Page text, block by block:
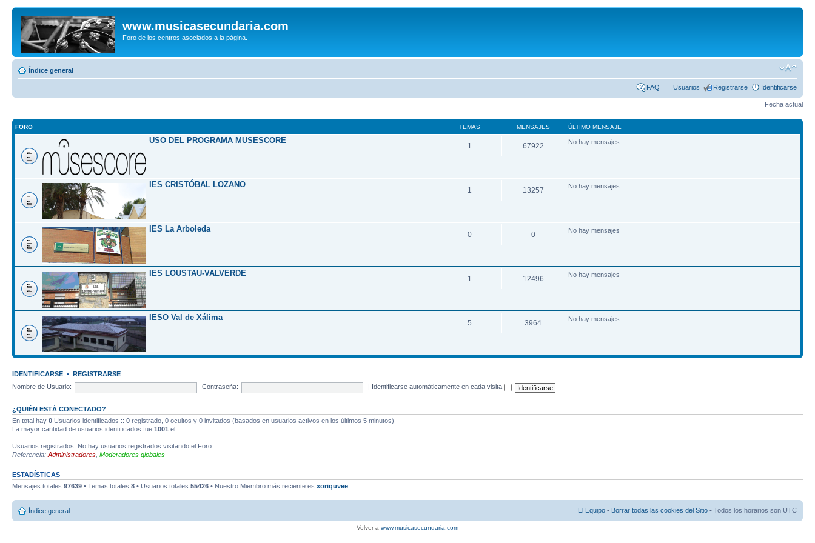
www.musicasecundaria.com
Foro de los centros asociados a la página.
Índice general
FAQ Usuarios Registrarse Identificarse
Fecha actual
FORO TEMAS MENSAJES ÚLTIMO MENSAJE
USO DEL PROGRAMA MUSESCORE
1 67922 No hay mensajes
IES CRISTÓBAL LOZANO
1 13257 No hay mensajes
IES La Arboleda
0 0 No hay mensajes
IES LOUSTAU-VALVERDE
1 12496 No hay mensajes
IESO Val de Xálima
5 3964 No hay mensajes
IDENTIFICARSE • REGISTRARSE
Nombre de Usuario:
Contraseña: Identificarse automáticamente en cada visita
¿QUIÉN ESTÁ CONECTADO?
En total hay 0 Usuarios identificados :: 0 registrado, 0 ocultos y 0 invitados (basados en usuarios activos en los últimos 5 minutos)
La mayor cantidad de usuarios identificados fue 1001 el
Usuarios registrados: No hay usuarios registrados visitando el Foro
Referencia: Administradores Moderadores globales
ESTADÍSTICAS
Mensajes totales 97639 • Temas totales 8 • Usuarios totales 55426 • Nuestro Miembro más reciente es xoriquvee
Índice general El Equipo • Borrar todas las cookies del Sitio • Todos los horarios son UTC
Volver a www.musicasecundaria.com